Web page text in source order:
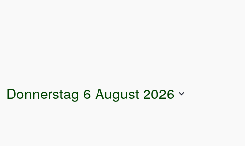
Donnerstag 6 August 2026